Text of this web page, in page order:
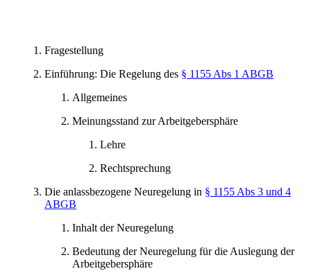
Fragestellung
Einführung: Die Regelung des § 1155 Abs 1 ABGB
Allgemeines
Meinungsstand zur Arbeitgebersphäre
Lehre
Rechtsprechung
Die anlassbezogene Neuregelung in § 1155 Abs 3 und 4
ABGB
Inhalt der Neuregelung
Bedeutung der Neuregelung für die Auslegung der
Arbeitgebersphäre